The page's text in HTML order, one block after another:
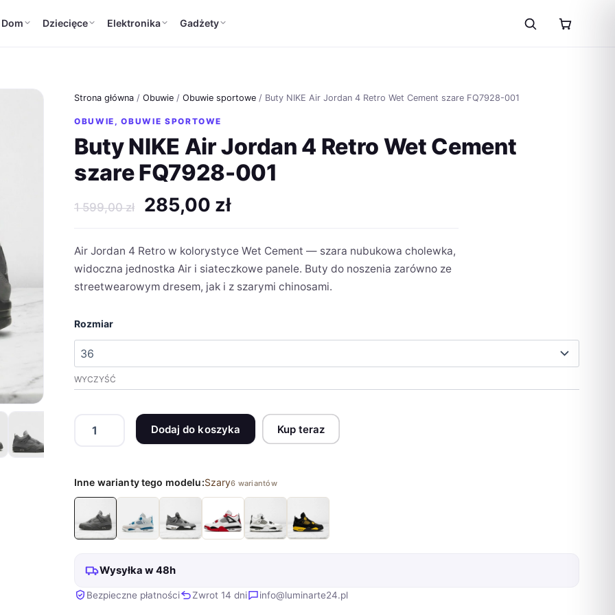
Dom Dziecięce Elektronika Gadżety
Strona główna / Obuwie / Obuwie sportowe / Buty NIKE Air Jordan 4 Retro Wet Cement szare FQ7928-001
OBUWIE ,OBUWIE SPORTOWE
Buty NIKE Air Jordan 4 Retro Wet Cement
szare FQ7928-001
1 599,00zł
Pierwotna
cena
wynosiła:
1
599,00 zł.
285,00 złAktualna
wynosi:
285,00 zł.
Air Jordan 4 Retro w kolorystyce Wet Cement — szara nubukowa cholewka,
widoczna jednostka Air i siateczkowe panele. Buty do noszenia zarówno ze
streetwearowym dresem, jak i z szarymi chinosami.
Rozmiar
WYCZYŚĆ
4
Retro
Cement
szare
001
Dodaj do koszyka Kup teraz
Inne warianty tego modelu:Szary6 wariantów
Wysyłka w 48h
Bezpieczne płatności Zwrot 14 dni info@luminarte24.pl